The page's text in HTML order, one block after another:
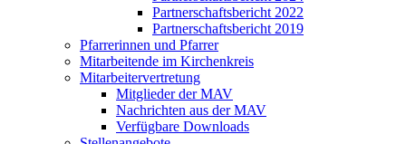
Partnerschaftsbericht 2022
Partnerschaftsbericht 2019
Pfarrerinnen und Pfarrer
Mitarbeitende im Kirchenkreis
Mitarbeitervertretung
Mitglieder der MAV
Nachrichten aus der MAV
Verfügbare Downloads